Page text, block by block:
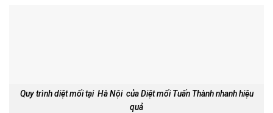
Quy trình diệt mối tại Hà Nội của Diệt mối Tuấn Thành nhanh hiệu
quả